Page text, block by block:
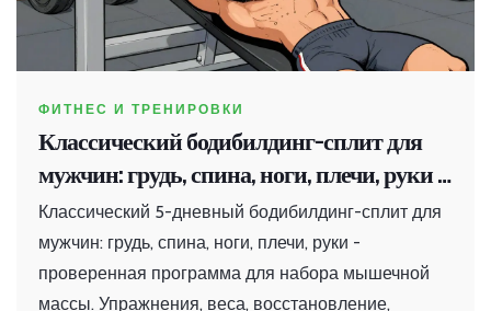
ФИТНЕС И ТРЕНИРОВКИ
Классический бодибилдинг-сплит для
мужчин: грудь, спина, ноги, плечи, руки -
полная программа на 5 дней
Классический 5-дневный бодибилдинг-сплит для
мужчин: грудь, спина, ноги, плечи, руки -
проверенная программа для набора мышечной
массы. Упражнения, веса, восстановление,